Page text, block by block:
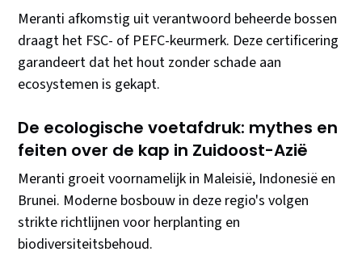
Meranti afkomstig uit verantwoord beheerde bossen
draagt het FSC- of PEFC-keurmerk. Deze certificering
garandeert dat het hout zonder schade aan
ecosystemen is gekapt.
De ecologische voetafdruk: mythes en
feiten over de kap in Zuidoost-Azië
Meranti groeit voornamelijk in Maleisië, Indonesië en
Brunei. Moderne bosbouw in deze regio's volgen
strikte richtlijnen voor herplanting en
biodiversiteitsbehoud.